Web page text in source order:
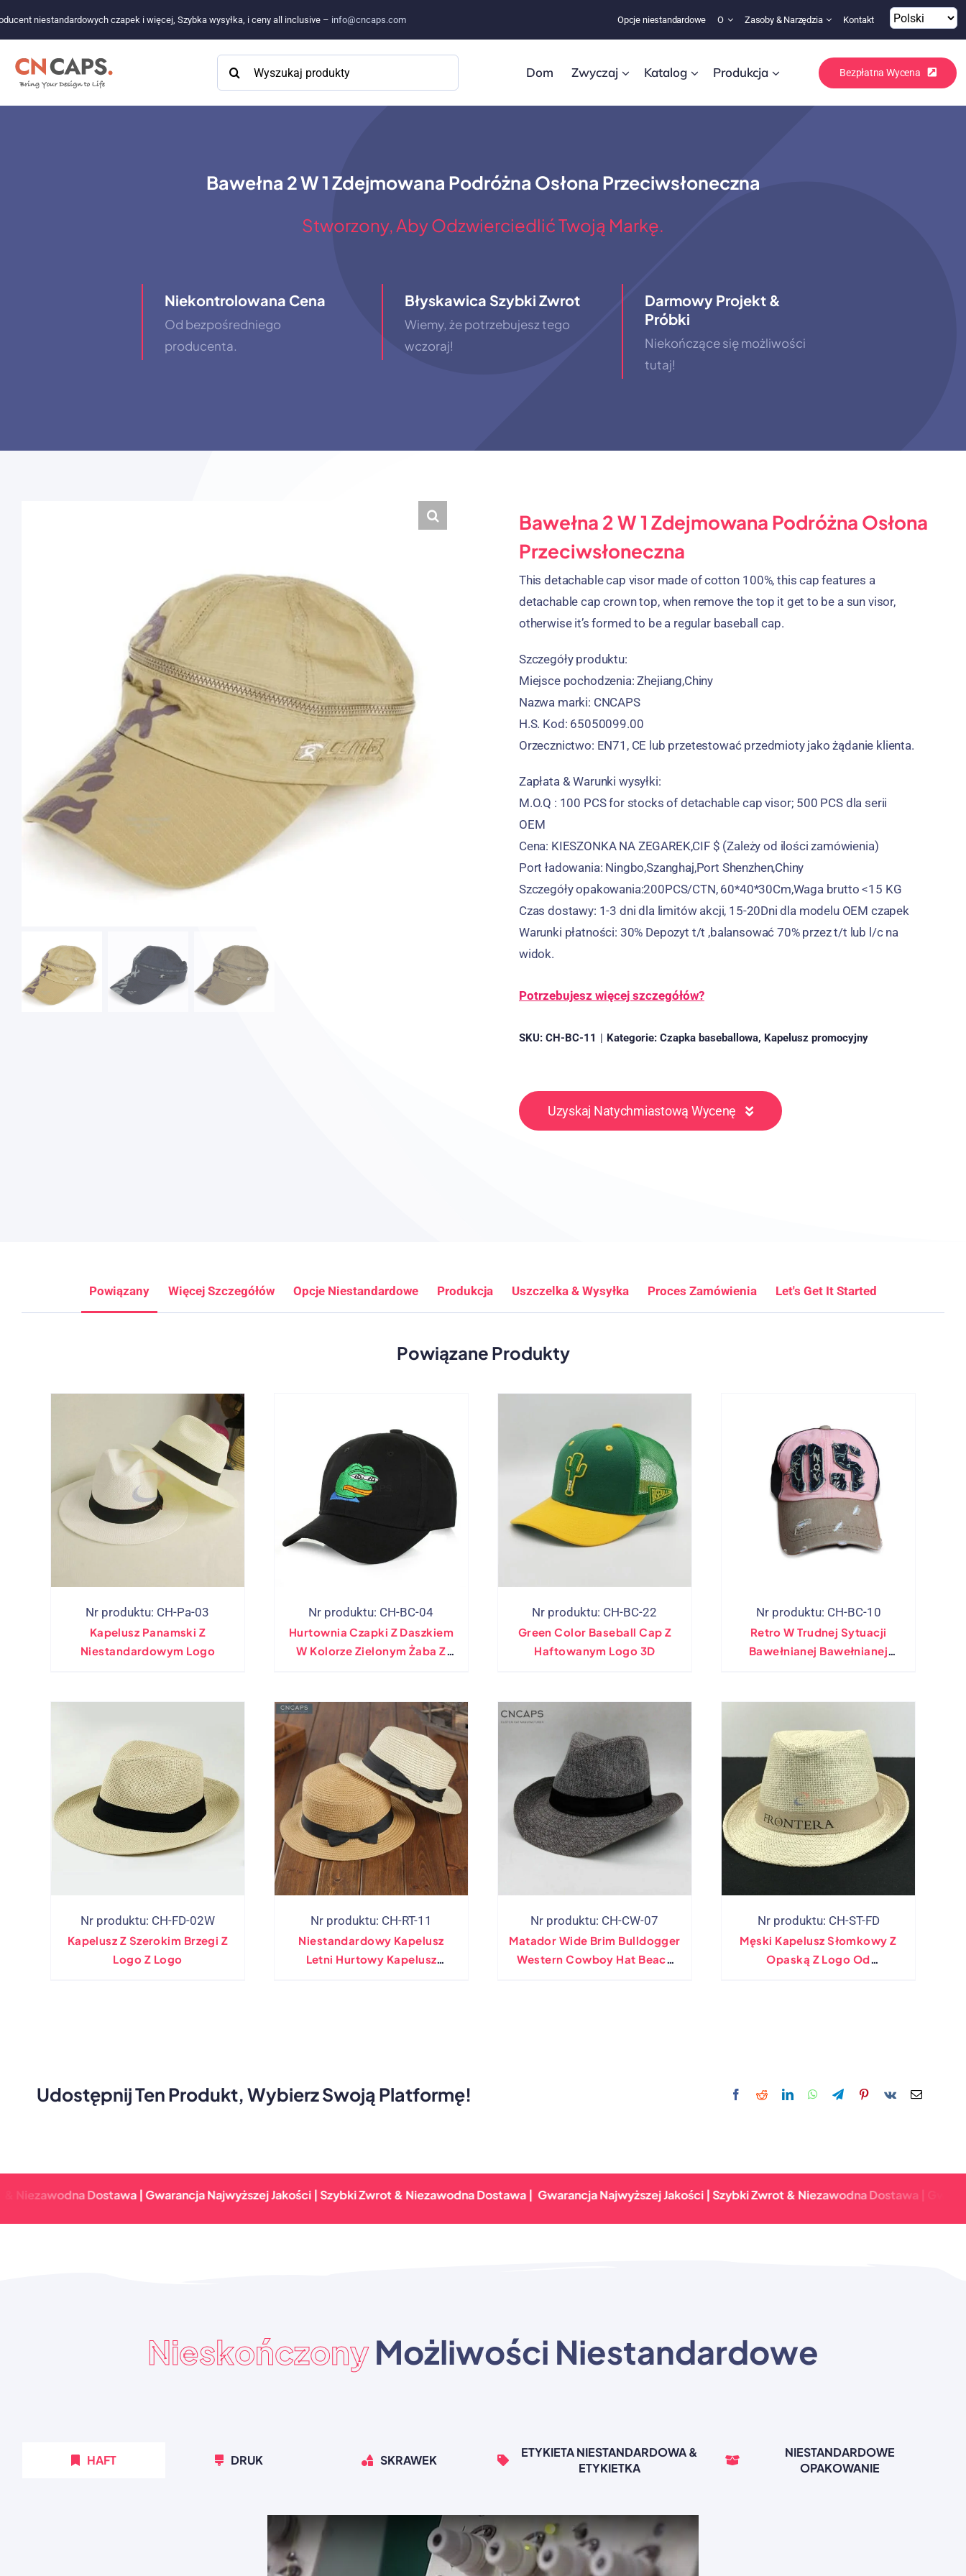
niestandardowych czapek i więcej, Szybka wysyłka, i ceny all inclusive – info@cncaps.com Opcje niestandardowe O Zasoby & Narzędzia Kontakt
Szukaj: Dom Zwyczaj Katalog Produkcja Bezpłatna Wycena
Bawełna 2 W 1 Zdejmowana Podróżna Osłona Przeciwsłoneczna
Stworzony, Aby Odzwierciedlić Twoją Markę.
Niekontrolowana Cena
Od bezpośredniego
producenta.
Błyskawica Szybki Zwrot
Wiemy, że potrzebujesz tego
wczoraj!
Darmowy Projekt &
Próbki
Niekończące się możliwości
tutaj!
Bawełna 2 W 1 Zdejmowana Podróżna Osłona
Przeciwsłoneczna
This detachable cap visor made of cotton 100%,this cap features a
detachable cap crown top, when remove the top it get to be a sun visor,
otherwise it’s formed to be a regular baseball cap.
Szczegóły produktu:
Miejsce pochodzenia: Zhejiang,Chiny
Nazwa marki: CNCAPS
H.S. Kod: 65050099.00
Orzecznictwo: EN71, CE lub przetestować przedmioty jako żądanie klienta.
Zapłata & Warunki wysyłki:
M.O.Q : 100 PCS for stocks of detachable cap visor; 500 PCS dla serii
OEM
Cena: KIESZONKA NA ZEGAREK,CIF $ (Zależy od ilości zamówienia)
Port ładowania: Ningbo,Szanghaj,Port Shenzhen,Chiny
Szczegóły opakowania:200PCS/CTN, 60*40*30Cm,Waga brutto <15 KG
Czas dostawy: 1-3 dni dla limitów akcji, 15-20Dni dla modelu OEM czapek
Warunki płatności: 30% Depozyt t/t ,balansować 70% przez t/t lub l/c na
widok.
Potrzebujesz więcej szczegółów?
SKU: CH-BC-11 | Kategorie: Czapka baseballowa, Kapelusz promocyjny
Uzyskaj Natychmiastową Wycenę
Powiązany Więcej Szczegółów Opcje Niestandardowe Produkcja Uszczelka & Wysyłka Proces Zamówienia Let's Get It Started
Powiązane Produkty
Nr produktu: CH-Pa-03
Kapelusz Panamski Z
Niestandardowym Logo
Nr produktu: CH-BC-04
Hurtownia Czapki Z Daszkiem
W Kolorze Zielonym Żaba Z
Nr produktu: CH-BC-22
Green Color Baseball Cap Z
Haftowanym Logo 3D
Nr produktu: CH-BC-10
Retro W Trudnej Sytuacji
Bawełnianej Bawełnianej
Nr produktu: CH-FD-02W
Kapelusz Z Szerokim Brzegi Z
Logo Z Logo
Nr produktu: CH-RT-11
Niestandardowy Kapelusz
Letni Hurtowy Kapelusz
Nr produktu: CH-CW-07
Matador Wide Brim Bulldogger
Western Cowboy Hat Beach
Nr produktu: CH-ST-FD
Męski Kapelusz Słomkowy Z
Opaską Z Logo Od
Udostępnij Ten Produkt, Wybierz Swoją Platformę!
Dostawa | Gwarancja Najwyższej Jakości | Szybki Zwrot & Niezawodna Dostawa | Gwarancja Najwyższej Jakości | Szybki Zwrot & Niezawodna Dostawa | Gwarancja
NieskończonyMożliwości Niestandardowe
HAFT DRUK SKRAWEK
ETYKIETA NIESTANDARDOWA &
ETYKIETKA
NIESTANDARDOWE
OPAKOWANIE